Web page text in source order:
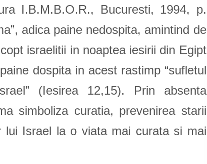
I.B.M.B.O.R., Bucuresti, 1994, p.
adica paine nedospita, amintind de
israelitii in noaptea iesirii din Egipt
dospita in acest rastimp “sufletul
(Iesirea 12,15). Prin absenta
simboliza curatia, prevenirea starii
lui Israel la o viata mai curata si mai